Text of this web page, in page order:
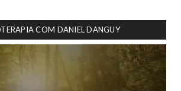
COM DANIEL DANGUY